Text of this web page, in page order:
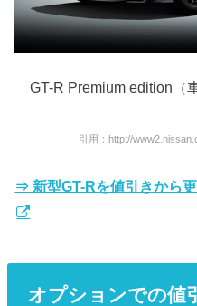
GT-R Premium edition（
引用：http://
⇒ 新型GT-Rを値引きから
オプションでの値